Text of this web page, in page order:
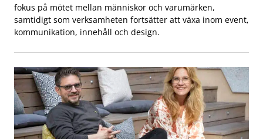
fokus på mötet mellan människor och varumärken,
samtidigt som verksamheten fortsätter att växa inom event,
kommunikation, innehåll och design.